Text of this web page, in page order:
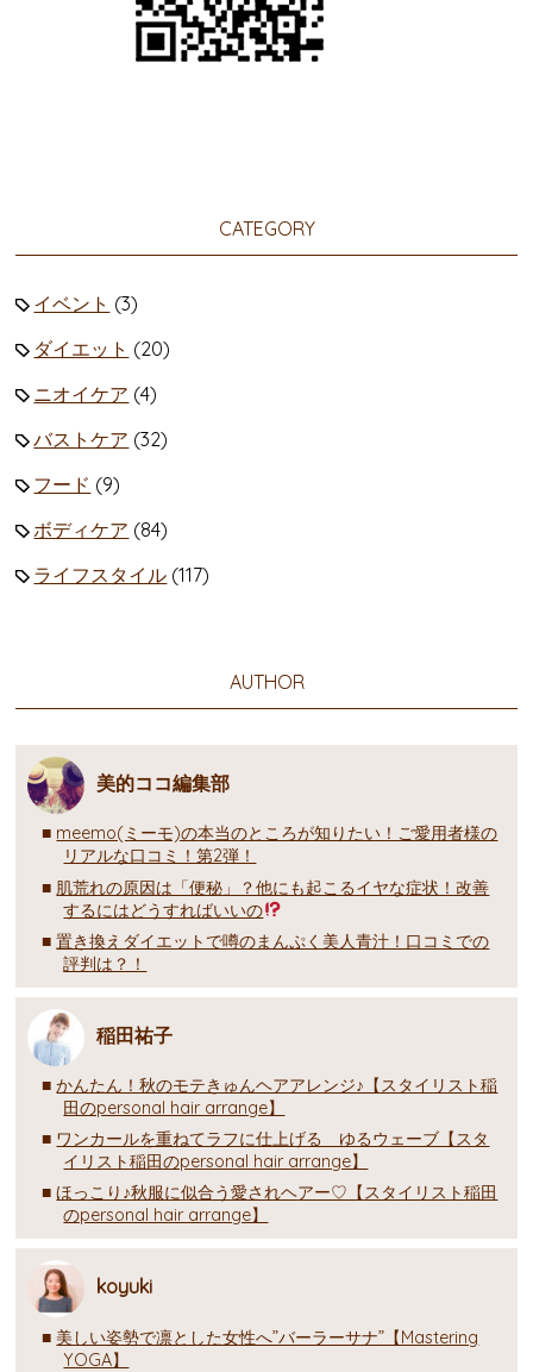
CATEGORY
イベント (3)
ダイエット (20)
ニオイケア (4)
バストケア (32)
フード (9)
ボディケア (84)
ライフスタイル (117)
AUTHOR
美的ココ編集部
meemo(ミーモ)の本当のところが知りたい！ご愛用者様の
リアルな口コミ！第2弾！
肌荒れの原因は「便秘」？他にも起こるイヤな症状！改善
するにはどうすればいいの
置き換えダイエットで噂のまんぷく美人青汁！口コミでの
評判は？！
稲田祐子
かんたん！秋のモテきゅんヘアアレンジ♪【スタイリスト稲
田のpersonal hair arrange】
ワンカールを重ねてラフに仕上げる ゆるウェーブ【スタ
イリスト稲田のpersonal hair arrange】
ほっこり♪秋服に似合う愛されヘアー♡【スタイリスト稲田
のpersonal hair arrange】
koyuki
美しい姿勢で凛とした女性へ”バーラーサナ”【Mastering
YOGA】